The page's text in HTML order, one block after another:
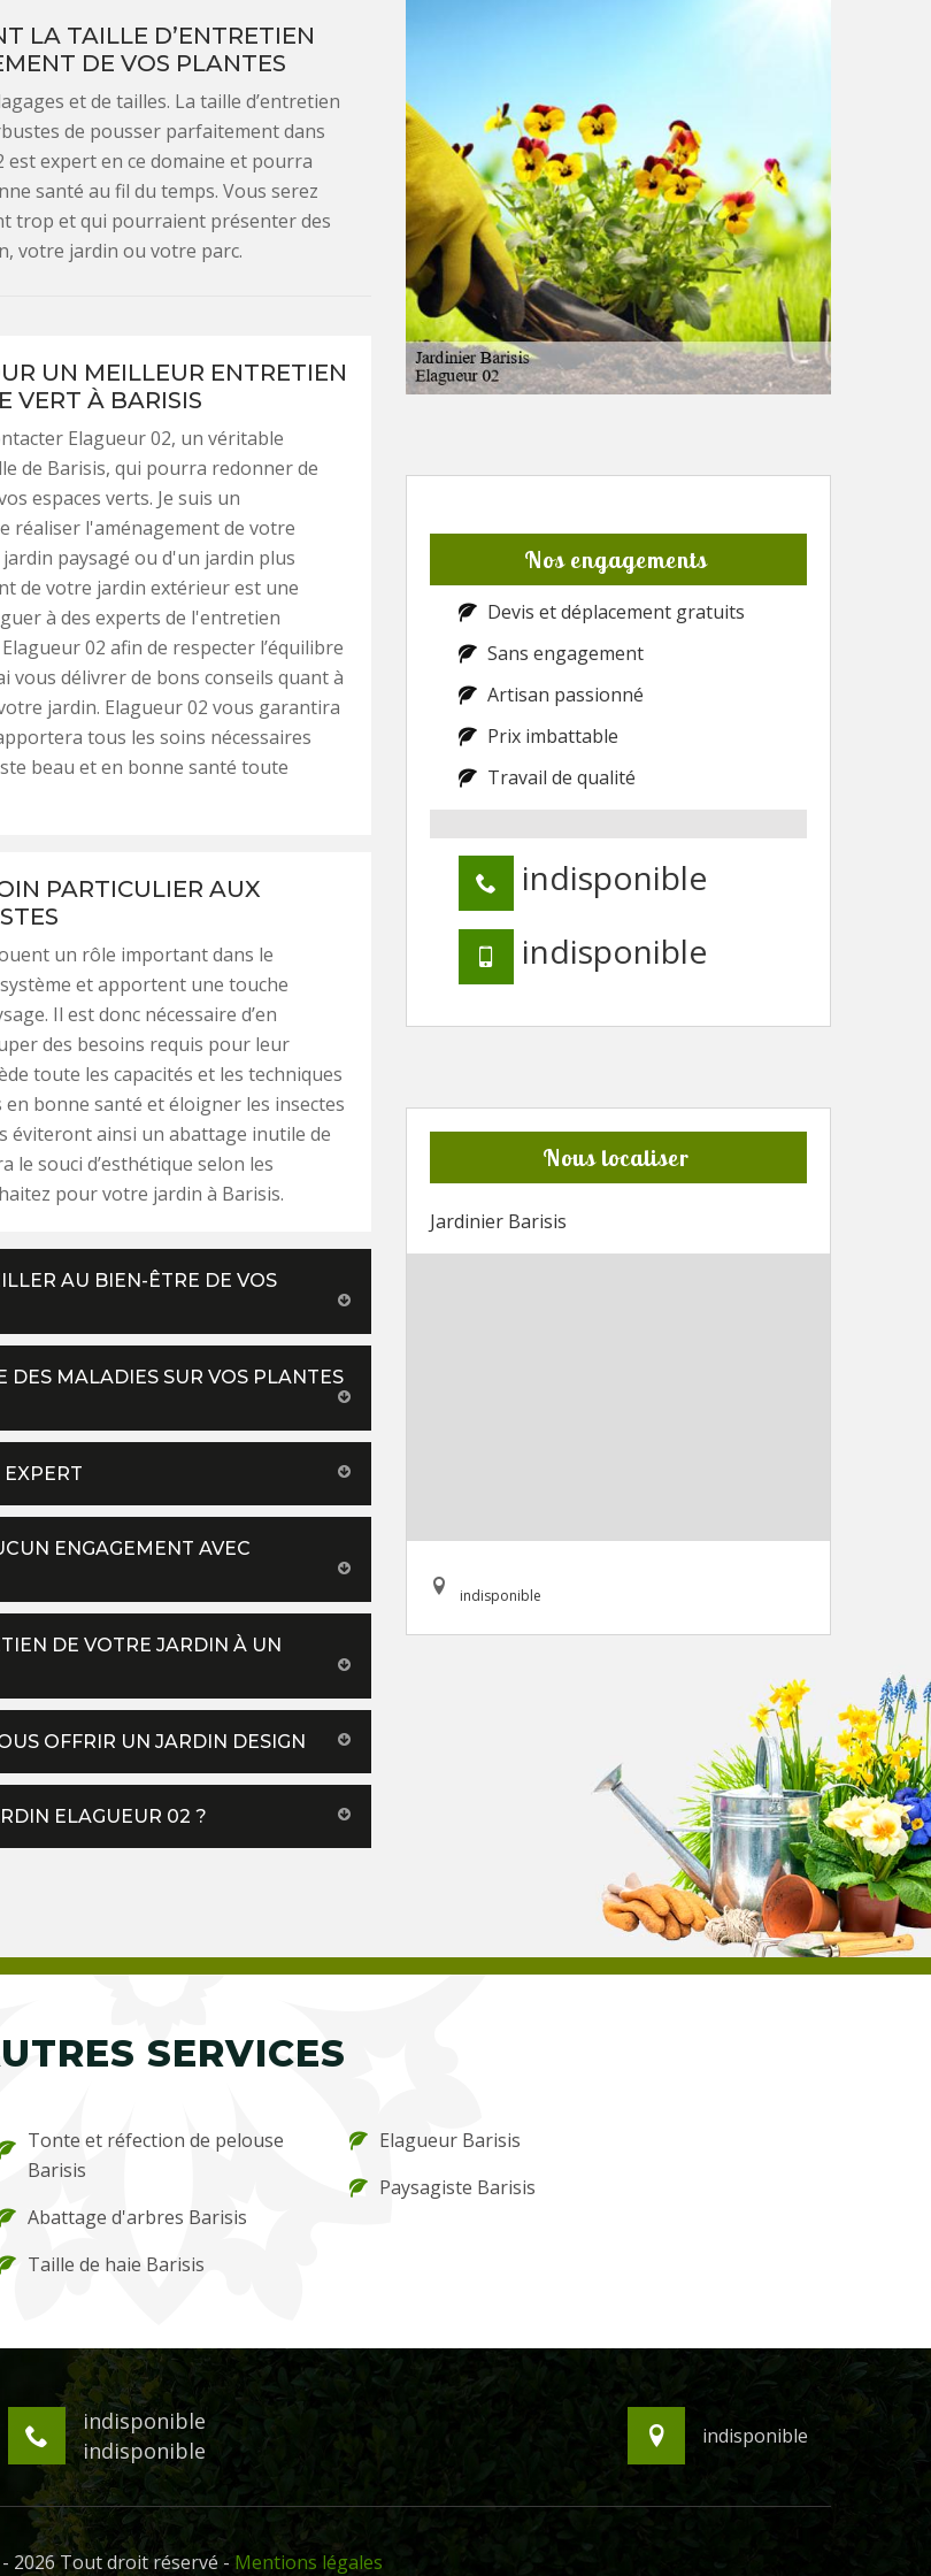
LA TAILLE D’ENTRETIEN
DE VOS PLANTES
et de tailles. La taille d’entretien
de pousser parfaitement dans
est expert en ce domaine et pourra
santé au fil du temps. Vous serez
trop et qui pourraient présenter des
votre jardin ou votre parc.
UN MEILLEUR ENTRETIEN
VERT À BARISIS
Elagueur 02, un véritable
de Barisis, qui pourra redonner de
espaces verts. Je suis un
réaliser l'aménagement de votre
paysagé ou d'un jardin plus
de votre jardin extérieur est une
à des experts de l'entretien
02 afin de respecter l’équilibre
vous délivrer de bons conseils quant à
jardin. Elagueur 02 vous garantira
tous les soins nécessaires
beau et en bonne santé toute
PARTICULIER AUX
un rôle important dans le
et apportent une touche
Il est donc nécessaire d’en
des besoins requis pour leur
toute les capacités et les techniques
bonne santé et éloigner les insectes
éviteront ainsi un abattage inutile de
le souci d’esthétique selon les
pour votre jardin à Barisis.
AU BIEN-ÊTRE DE VOS
DES MALADIES SUR VOS PLANTES
ENGAGEMENT AVEC
DE VOTRE JARDIN À UN
OFFRIR UN JARDIN DESIGN
ELAGUEUR 02 ?
Nos engagements
Devis et déplacement gratuits
Sans engagement
Artisan passionné
Prix imbattable
Travail de qualité
indisponible
indisponible
Nous localiser
Jardinier Barisis
indisponible
SERVICES
Tonte et réfection de pelouse
Barisis
Abattage d'arbres Barisis
Taille de haie Barisis
Elagueur Barisis
Paysagiste Barisis
indisponible
indisponible
indisponible
2026 Tout droit réservé - Mentions légales